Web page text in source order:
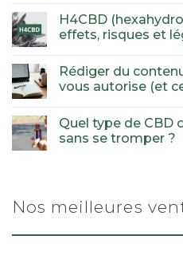
H4CBD
effets, risques et
Rédiger du
vous autorise (et
Quel type de CBD
sans se tromper ?
Nos meilleures